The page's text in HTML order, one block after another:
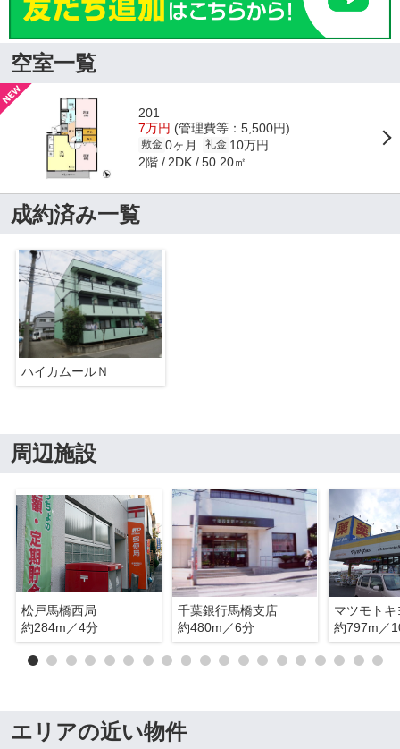
空室一覧
201
7万円 (管理費等：5,500円)
敷金 0ヶ月 礼金 10万円
2階 2DK 50.20㎡
成約済み一覧
ハイカムールＮ
周辺施設
松戸馬橋西局
約284m／4分
千葉銀行馬橋支店
約480m／6分
マツモト
約797m／
エリアの近い物件